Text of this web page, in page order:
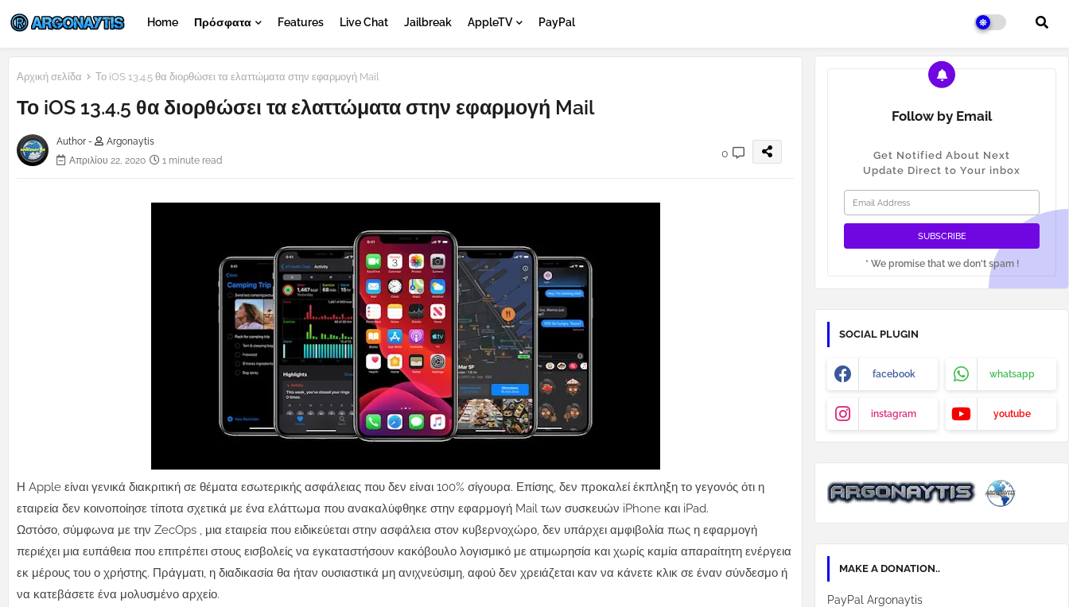
Home Πρόσφατα Features Live Chat Jailbreak AppleTV PayPal
Αρχική σελίδα Το iOS 13.4.5 θα διορθώσει τα ελαττώματα στην εφαρμογή Mail
Το iOS 13.4.5 θα διορθώσει τα ελαττώματα στην εφαρμογή Mail
Author -
Argonaytis
Απριλίου 22, 2020
1 minute read
0
Η Apple είναι γενικά διακριτική σε θέματα εσωτερικής ασφάλειας που δεν είναι 100% σίγουρα. Επίσης, δεν προκαλεί έκπληξη το γεγονός ότι η
εταιρεία δεν κοινοποίησε τίποτα σχετικά με ένα ελάττωμα που ανακαλύφθηκε στην εφαρμογή Mail των συσκευών iPhone και iPad.
Ωστόσο, σύμφωνα με την ZecOps , μια εταιρεία που ειδικεύεται στην ασφάλεια στον κυβερνοχώρο, δεν υπάρχει αμφιβολία πως η εφαρμογή
περιέχει μια ευπάθεια που επιτρέπει στους εισβολείς να εγκαταστήσουν κακόβουλο λογισμικό με ατιμωρησία και χωρίς καμία απαραίτητη ενέργεια
εκ μέρους του ο χρήστης. Πράγματι, η διαδικασία θα ήταν ουσιαστικά μη ανιχνεύσιμη, αφού δεν χρειάζεται καν να κάνετε κλικ σε έναν σύνδεσμο ή
να κατεβάσετε ένα μολυσμένο αρχείο.
Follow by Email
Get Notified About Next
Update Direct to Your inbox
* We promise that we don't spam !
SOCIAL PLUGIN
facebook whatsapp
instagram youtube
MAKE A DONATION..
PayPal Argonaytis